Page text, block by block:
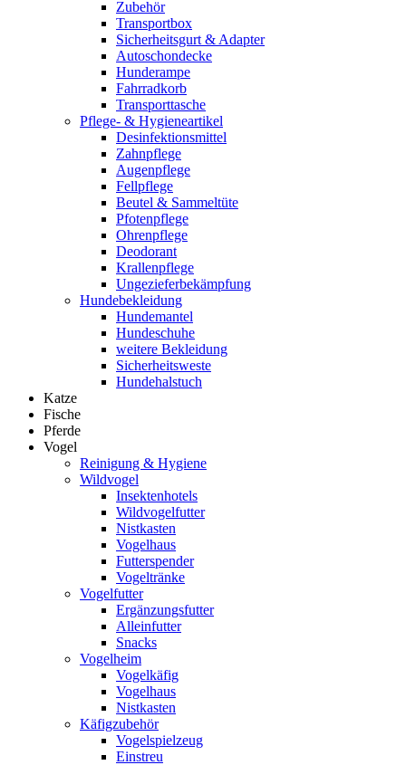
Zubehör
Transportbox
Sicherheitsgurt & Adapter
Autoschondecke
Hunderampe
Fahrradkorb
Transporttasche
Pflege- & Hygieneartikel
Desinfektionsmittel
Zahnpflege
Augenpflege
Fellpflege
Beutel & Sammeltüte
Pfotenpflege
Ohrenpflege
Deodorant
Krallenpflege
Ungezieferbekämpfung
Hundebekleidung
Hundemantel
Hundeschuhe
weitere Bekleidung
Sicherheitsweste
Hundehalstuch
Katze
Fische
Pferde
Vogel
Reinigung & Hygiene
Wildvogel
Insektenhotels
Wildvogelfutter
Nistkasten
Vogelhaus
Futterspender
Vogeltränke
Vogelfutter
Ergänzungsfutter
Alleinfutter
Snacks
Vogelheim
Vogelkäfig
Vogelhaus
Nistkasten
Käfigzubehör
Vogelspielzeug
Einstreu